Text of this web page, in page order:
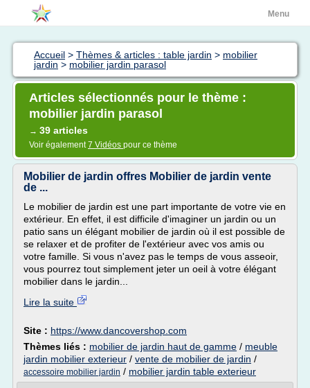
Menu
Accueil > Thèmes & articles : table jardin > mobilier
jardin > mobilier jardin parasol
Articles sélectionnés pour le thème :
mobilier jardin parasol
→ 39 articles
Voir également7 Vidéos pour ce thème
Mobilier de jardin offres Mobilier de jardin vente
de ...
Le mobilier de jardin est une part importante de votre vie en
extérieur. En effet, il est difficile d'imaginer un jardin ou un
patio sans un élégant mobilier de jardin où il est possible de
se relaxer et de profiter de l'extérieur avec vos amis ou
votre famille. Si vous n'avez pas le temps de vous asseoir,
vous pourrez tout simplement jeter un oeil à votre élégant
mobilier dans le jardin...
Lire la suite
Site : https://www.dancovershop.com
Thèmes liés : mobilier de jardin haut de gamme / meuble
jardin mobilier exterieur / vente de mobilier de jardin /
accessoire mobilier jardin / mobilier jardin table exterieur